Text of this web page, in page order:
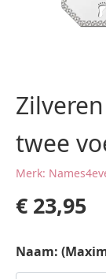
twee
Merk:
€ 23,95
Naam: